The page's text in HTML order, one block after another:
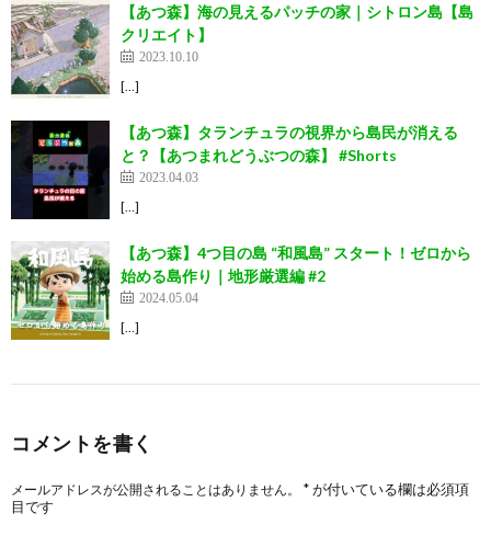
【あつ森】海の見えるパッチの家｜シトロン島【島
クリエイト】
2023.10.10
[…]
【あつ森】タランチュラの視界から島民が消える
と？【あつまれどうぶつの森】 #Shorts
2023.04.03
[…]
【あつ森】4つ目の島 “和風島” スタート！ゼロから
始める島作り｜地形厳選編 #2
2024.05.04
[…]
コメントを書く
メールアドレスが公開されることはありません。 *が付いている欄は必須項
目です